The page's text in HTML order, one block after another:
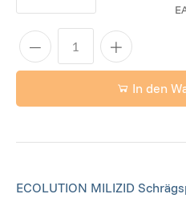
In den
ECOLUTION MILIZID